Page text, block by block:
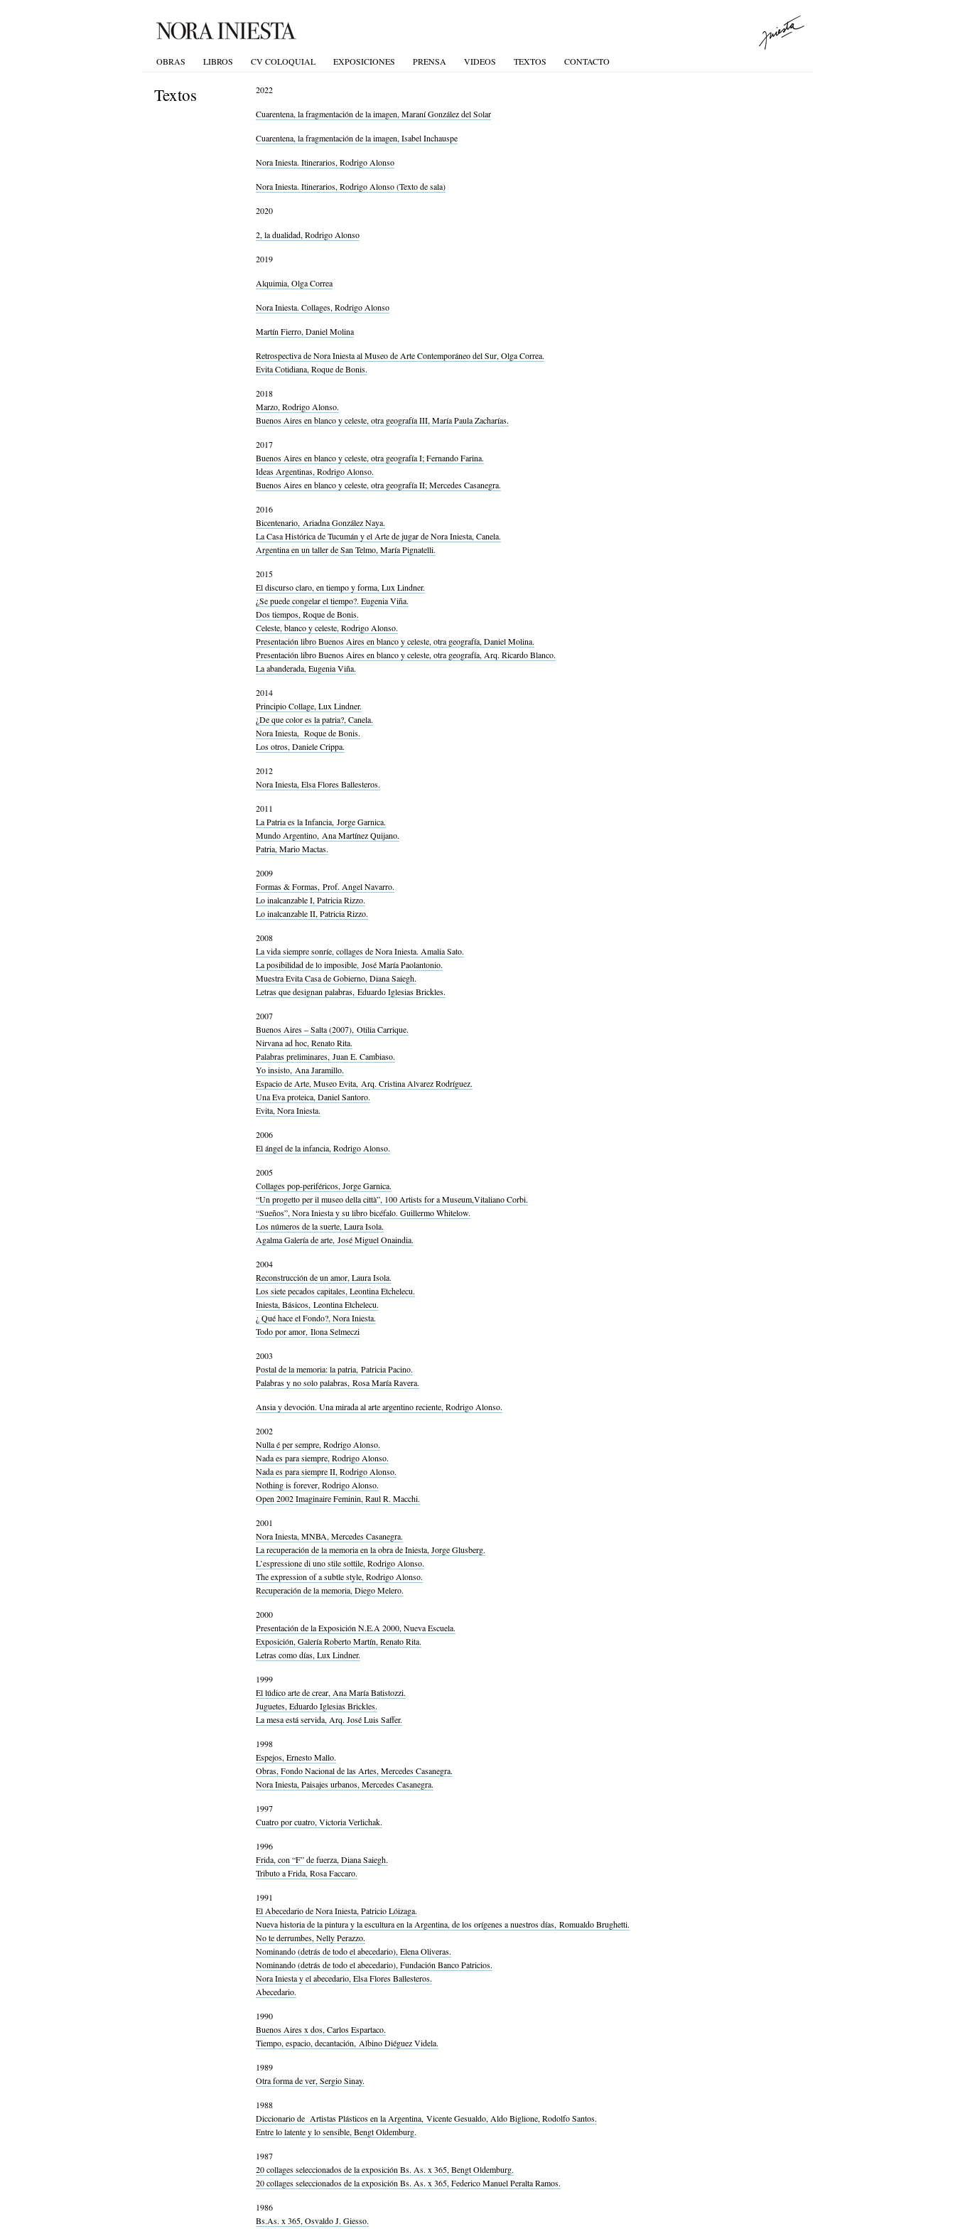
OBRAS LIBROS CV COLOQUIAL EXPOSICIONES PRENSA VIDEOS TEXTOS CONTACTO
Textos 2022
Cuarentena, la fragmentación de la imagen, Maraní González del Solar
Cuarentena, la fragmentación de la imagen, Isabel Inchauspe
Nora Iniesta. Itinerarios, Rodrigo Alonso
Nora Iniesta. Itinerarios, Rodrigo Alonso (Texto de sala)
2020
2, la dualidad, Rodrigo Alonso
2019
Alquimia, Olga Correa
Nora Iniesta. Collages, Rodrigo Alonso
Martín Fierro, Daniel Molina
Retrospectiva de Nora Iniesta al Museo de Arte Contemporáneo del Sur, Olga Correa.
Evita Cotidiana, Roque de Bonis.
2018
Marzo, Rodrigo Alonso.
Buenos Aires en blanco y celeste, otra geografía III, María Paula Zacharías.
2017
Buenos Aires en blanco y celeste, otra geografía I; Fernando Farina.
Ideas Argentinas, Rodrigo Alonso.
Buenos Aires en blanco y celeste, otra geografía II; Mercedes Casanegra.
2016
Bicentenario, Ariadna González Naya.
La Casa Histórica de Tucumán y el Arte de jugar de Nora Iniesta, Canela.
Argentina en un taller de San Telmo, María Pignatelli.
2015
El discurso claro, en tiempo y forma, Lux Lindner.
¿Se puede congelar el tiempo?. Eugenia Viña.
Dos tiempos, Roque de Bonis.
Celeste, blanco y celeste, Rodrigo Alonso.
Presentación libro Buenos Aires en blanco y celeste, otra geografía, Daniel Molina.
Presentación libro Buenos Aires en blanco y celeste, otra geografía, Arq. Ricardo Blanco.
La abanderada, Eugenia Viña.
2014
Principio Collage, Lux Lindner.
¿De que color es la patria?, Canela.
Nora Iniesta, Roque de Bonis.
Los otros, Daniele Crippa.
2012
Nora Iniesta, Elsa Flores Ballesteros.
2011
La Patria es la Infancia, Jorge Garnica.
Mundo Argentino, Ana Martínez Quijano.
Patria, Mario Mactas.
2009
Formas & Formas, Prof. Angel Navarro.
Lo inalcanzable I, Patricia Rizzo.
Lo inalcanzable II, Patricia Rizzo.
2008
La vida siempre sonríe, collages de Nora Iniesta. Amalia Sato.
La posibilidad de lo imposible, José María Paolantonio.
Muestra Evita Casa de Gobierno, Diana Saiegh.
Letras que designan palabras, Eduardo Iglesias Brickles.
2007
Buenos Aires – Salta (2007), Otilia Carrique.
Nirvana ad hoc, Renato Rita.
Palabras preliminares, Juan E. Cambiaso.
Yo insisto, Ana Jaramillo.
Espacio de Arte, Museo Evita, Arq. Cristina Alvarez Rodríguez.
Una Eva proteica, Daniel Santoro.
Evita, Nora Iniesta.
2006
El ángel de la infancia, Rodrigo Alonso.
2005
Collages pop-periféricos, Jorge Garnica.
“Un progetto per il museo della città”, 100 Artists for a Museum,Vitaliano Corbi.
“Sueños”, Nora Iniesta y su libro bicéfalo. Guillermo Whitelow.
Los números de la suerte, Laura Isola.
Agalma Galería de arte, José Miguel Onaindia.
2004
Reconstrucción de un amor, Laura Isola.
Los siete pecados capitales, Leontina Etchelecu.
Iniesta, Básicos, Leontina Etchelecu.
¿ Qué hace el Fondo?, Nora Iniesta.
Todo por amor, Ilona Selmeczi
2003
Postal de la memoria: la patria, Patricia Pacino.
Palabras y no solo palabras, Rosa María Ravera.
Ansia y devoción. Una mirada al arte argentino reciente, Rodrigo Alonso.
2002
Nulla é per sempre, Rodrigo Alonso.
Nada es para siempre, Rodrigo Alonso.
Nada es para siempre II, Rodrigo Alonso.
Nothing is forever, Rodrigo Alonso.
Open 2002 Imaginaire Feminin, Raul R. Macchi.
2001
Nora Iniesta, MNBA, Mercedes Casanegra.
La recuperación de la memoria en la obra de Iniesta, Jorge Glusberg.
L’espressione di uno stile sottile, Rodrigo Alonso.
The expression of a subtle style, Rodrigo Alonso.
Recuperación de la memoria, Diego Melero.
2000
Presentación de la Exposición N.E.A 2000, Nueva Escuela.
Exposición, Galería Roberto Martín, Renato Rita.
Letras como días, Lux Lindner.
1999
El lúdico arte de crear, Ana María Batistozzi.
Juguetes, Eduardo Iglesias Brickles.
La mesa está servida, Arq. José Luis Saffer.
1998
Espejos, Ernesto Mallo.
Obras, Fondo Nacional de las Artes, Mercedes Casanegra.
Nora Iniesta, Paisajes urbanos, Mercedes Casanegra.
1997
Cuatro por cuatro, Victoria Verlichak.
1996
Frida, con “F” de fuerza, Diana Saiegh.
Tributo a Frida, Rosa Faccaro.
1991
El Abecedario de Nora Iniesta, Patricio Lóizaga.
Nueva historia de la pintura y la escultura en la Argentina, de los orígenes a nuestros días, Romualdo Brughetti.
No te derrumbes, Nelly Perazzo.
Nominando (detrás de todo el abecedario), Elena Oliveras.
Nominando (detrás de todo el abecedario), Fundación Banco Patricios.
Nora Iniesta y el abecedario, Elsa Flores Ballesteros.
Abecedario.
1990
Buenos Aires x dos, Carlos Espartaco.
Tiempo, espacio, decantación, Albino Diéguez Videla.
1989
Otra forma de ver, Sergio Sinay.
1988
Diccionario de Artistas Plásticos en la Argentina, Vicente Gesualdo, Aldo Biglione, Rodolfo Santos.
Entre lo latente y lo sensible, Bengt Oldemburg.
1987
20 collages seleccionados de la exposición Bs. As. x 365, Bengt Oldemburg.
20 collages seleccionados de la exposición Bs. As. x 365, Federico Manuel Peralta Ramos.
1986
Bs.As. x 365, Osvaldo J. Giesso.